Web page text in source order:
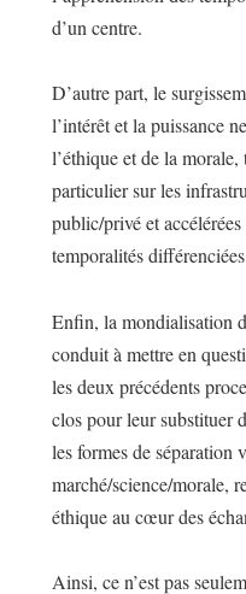
d’un centre.
D’autre part, le
l’intérêt et la puissance
l’éthique et de la
particulier sur les
public/privé et
temporalités
Enfin, la mondialisation
conduit à mettre en
les deux précédents
clos pour leur substituer
les formes de séparation
marché/science/morale,
éthique au cœur des
Ainsi, ce n’est pas